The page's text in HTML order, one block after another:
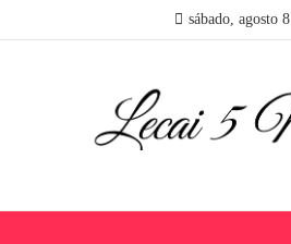
sábado, agosto 8